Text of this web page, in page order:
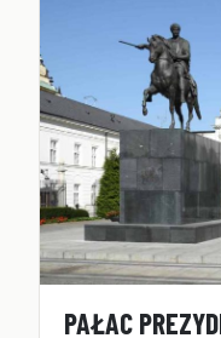
PAŁAC